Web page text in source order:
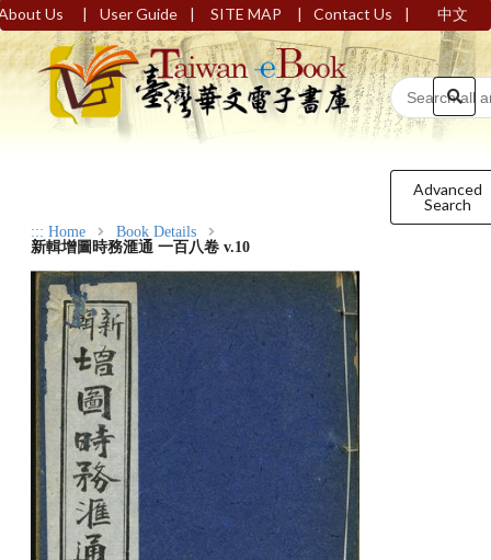
Us | User Guide | SITE MAP | Contact Us | 中文
Advanced
Search
::: Home
Book Details
新輯增圖時務滙通 一百八卷 v.10